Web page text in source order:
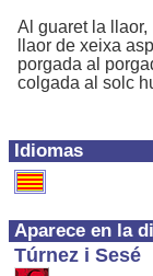
Idiomas
Aparece en la
Túrnez i Sesé
Al guaret la llaor,
llaor de xeixa
porgada al
colgada al solc